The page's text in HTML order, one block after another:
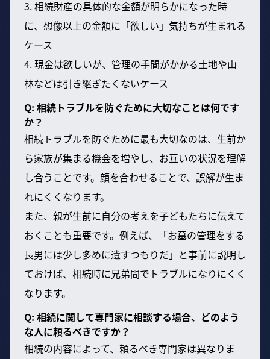
3. 相続財産の具体的な金額が明らかになった時
に、想像以上の金額に「欲しい」気持ちが生まれる
ケース
4. 現金は欲しいが、管理の手間がかかる土地や山
林などは引き継ぎたくないケース
Q: 相続トラブルを防ぐために大切なことは何です
か？
相続トラブルを防ぐために最も大切なのは、生前か
ら家族が集まる機会を増やし、お互いの状況を理解
し合うことです。顔を合わせることで、誤解が生ま
れにくくなります。
また、親が生前に自分の考えを子どもたちに伝えて
おくことも重要です。例えば、「お墓の管理をする
長男には少し多めに遺すつもりだ」と事前に説明し
ておけば、相続時に兄弟間でトラブルになりにくく
なります。
Q: 相続に関して専門家に相談する場合、どのよう
な人に頼るべきですか？
相続の内容によって、頼るべき専門家は異なりま